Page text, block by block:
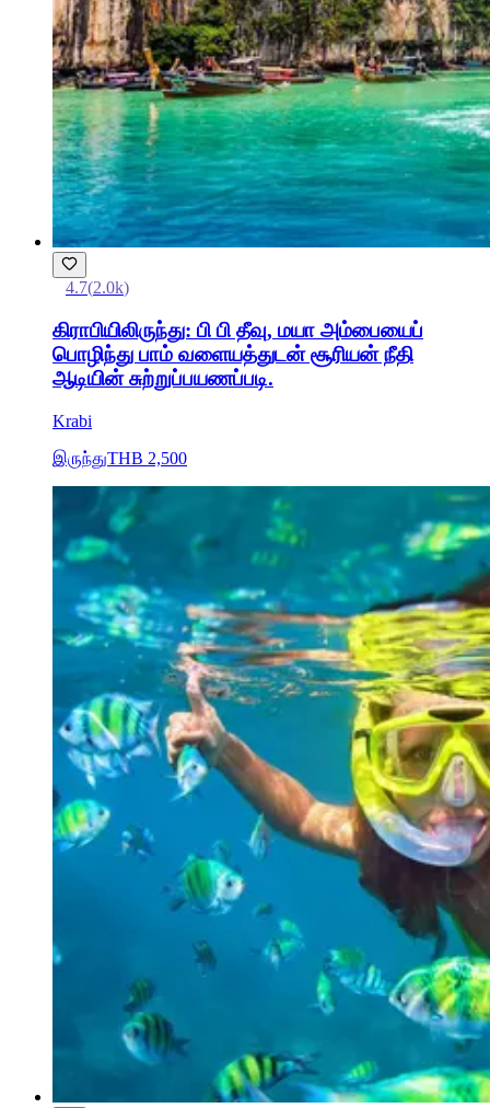
4.7(2.0k)
கிராபியிலிருந்து: பி பி தீவு, மயா அம்பையைப்
பொழிந்து பாம் வளையத்துடன் சூரியன் நீதி
ஆடியின் சுற்றுப்பயணப்படி.
Krabi
இருந்துTHB 2,500